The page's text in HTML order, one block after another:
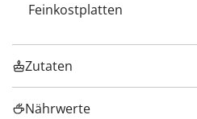
Feinkostplatten
Zutaten
Nährwerte